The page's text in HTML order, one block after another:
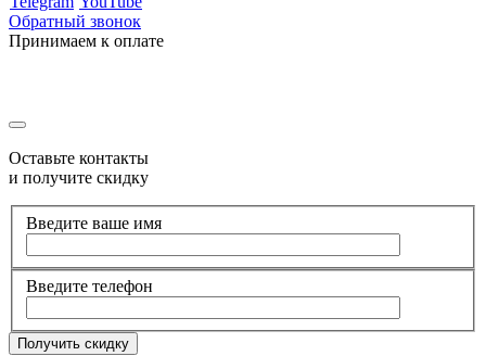
Обратный звонок
Принимаем к оплате
Оставьте контакты
и получите скидку
Введите ваше имя
Введите телефон